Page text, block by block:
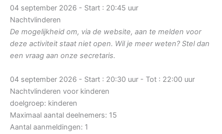
04 september 2026 - Start : 20:45 uur
Nachtvlinderen
De mogelijkheid om, via de website, aan te melden voor
deze activiteit staat niet open. Wil je meer weten? Stel dan
een vraag aan onze secretaris.
04 september 2026 - Start : 20:30 uur - Tot : 22:00 uur
Nachtvlinderen voor kinderen
doelgroep: kinderen
Maximaal aantal deelnemers: 15
Aantal aanmeldingen: 1